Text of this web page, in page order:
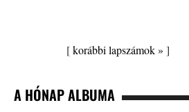
[korábbi lapszámok » ]
A HÓNAP ALBUMA